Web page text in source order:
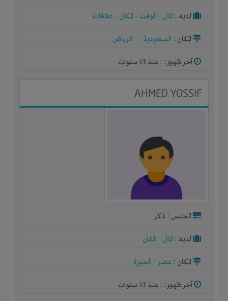
لديـه : المال - الوقت - المكان - علاقات
المكان : السعودية -
- الرياض
آخر ظهور: : منذ 13 سنوات
AHMED YOSSIF
الجنس : ذكر
لديـه : المال - المكان
المكان : مصر- الجيزة -
آخر ظهور: : منذ 13 سنوات